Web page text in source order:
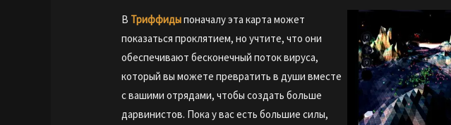
В Триффидыпоначалу эта карта может
показаться проклятием, но учтите, что они
обеспечивают бесконечный поток вируса,
который вы можете превратить в души вместе
с вашими отрядами, чтобы создать больше
дарвинистов. Пока у вас есть большие силы,